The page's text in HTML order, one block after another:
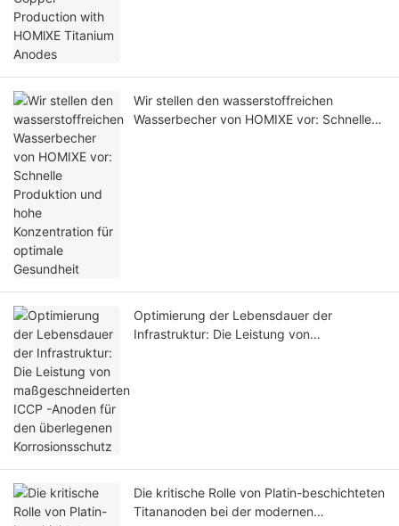
Wir stellen den wasserstoffreichen
Wasserbecher von HOMIXE vor: Schnelle
Optimierung der Lebensdauer der
Infrastruktur: Die Leistung von
Die kritische Rolle von Platin-beschichteten
Titananoden bei der modernen